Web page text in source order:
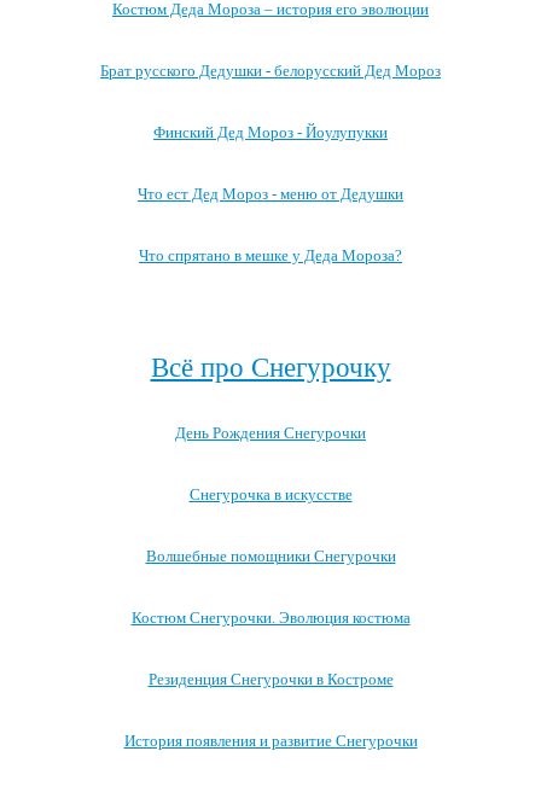
Костюм Деда Мороза – история его эволюции
Брат русского Дедушки - белорусский Дед Мороз
Финский Дед Мороз - Йоулупукки
Что ест Дед Мороз - меню от Дедушки
Что спрятано в мешке у Деда Мороза?
Всё про Снегурочку
День Рождения Снегурочки
Снегурочка в искусстве
Волшебные помощники Снегурочки
Костюм Снегурочки. Эволюция костюма
Резиденция Снегурочки в Костроме
История появления и развитие Снегурочки